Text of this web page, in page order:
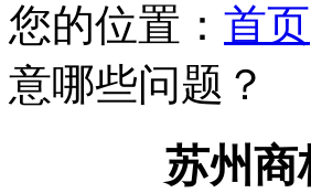
您的位置： 首页
意哪些问题？
苏州商